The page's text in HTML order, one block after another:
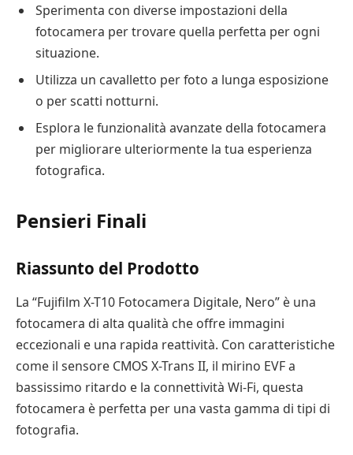
Sperimenta con diverse impostazioni della
fotocamera per trovare quella perfetta per ogni
situazione.
Utilizza un cavalletto per foto a lunga esposizione
o per scatti notturni.
Esplora le funzionalità avanzate della fotocamera
per migliorare ulteriormente la tua esperienza
fotografica.
Pensieri Finali
Riassunto del Prodotto
La “Fujifilm X-T10 Fotocamera Digitale, Nero” è una
fotocamera di alta qualità che offre immagini
eccezionali e una rapida reattività. Con caratteristiche
come il sensore CMOS X-Trans II, il mirino EVF a
bassissimo ritardo e la connettività Wi-Fi, questa
fotocamera è perfetta per una vasta gamma di tipi di
fotografia.